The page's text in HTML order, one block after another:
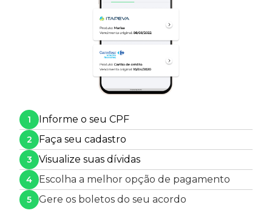
1 Informe o seu CPF
2 Faça seu cadastro
3 Visualize suas dívidas
4 Escolha a melhor opção de pagamento
5 Gere os boletos do seu acordo